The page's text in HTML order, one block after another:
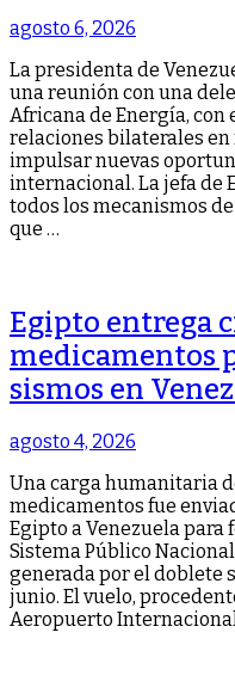
agosto 6, 2026
La presidenta de
una reunión con una
Africana de Energía,
relaciones bilaterales
impulsar nuevas
internacional. La jefa de
todos los mecanismos
que …
Egipto entrega
medicamentos
sismos en
agosto 4, 2026
Una carga humanitaria
medicamentos fue
Egipto a Venezuela para
Sistema Público
generada por el doblete
junio. ‎‎El vuelo,
Aeropuerto